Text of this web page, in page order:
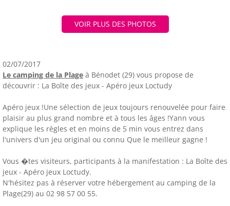
VOIR PLUS DES PHOTOS
02/07/2017
Le camping de la Plage à Bénodet (29) vous propose de
découvrir : La Boîte des jeux - Apéro jeux Loctudy
Apéro jeux !Une sélection de jeux toujours renouvelée pour faire
plaisir au plus grand nombre et à tous les âges !Yann vous
explique les règles et en moins de 5 min vous entrez dans
l'univers d'un jeu original ou connu Que le meilleur gagne !
Vous �tes visiteurs, participants à la manifestation : La Boîte des
jeux - Apéro jeux Loctudy.
N'hésitez pas à réserver votre hébergement au camping de la
Plage(29) au 02 98 57 00 55.